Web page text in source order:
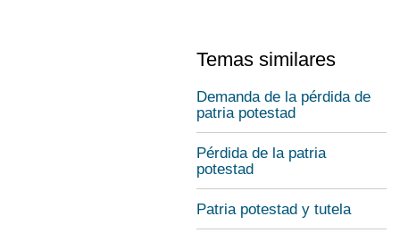
Temas similares
Demanda de la pérdida de
patria potestad
Pérdida de la patria
potestad
Patria potestad y tutela